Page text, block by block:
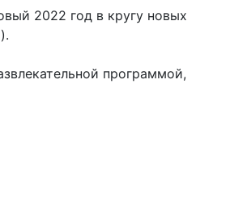
2022 год в кругу новых
программой,